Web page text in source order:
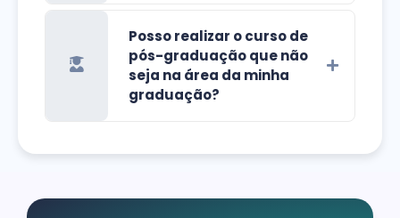
Posso realizar o curso de
pós-graduação que não
seja na área da minha
graduação?